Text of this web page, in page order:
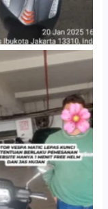
Jatinegara
Parkir P6A